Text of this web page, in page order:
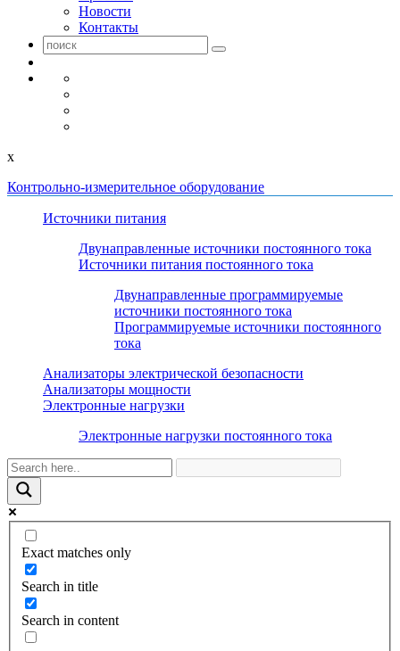
Новости
Контакты
x
Контрольно-измерительное оборудование
Источники питания
Двунаправленные источники постоянного тока
Источники питания постоянного тока
Двунаправленные программируемые
источники постоянного тока
Программируемые источники постоянного
тока
Анализаторы электрической безопасности
Анализаторы мощности
Электронные нагрузки
Электронные нагрузки постоянного тока
Exact matches only
Search in title
Search in content